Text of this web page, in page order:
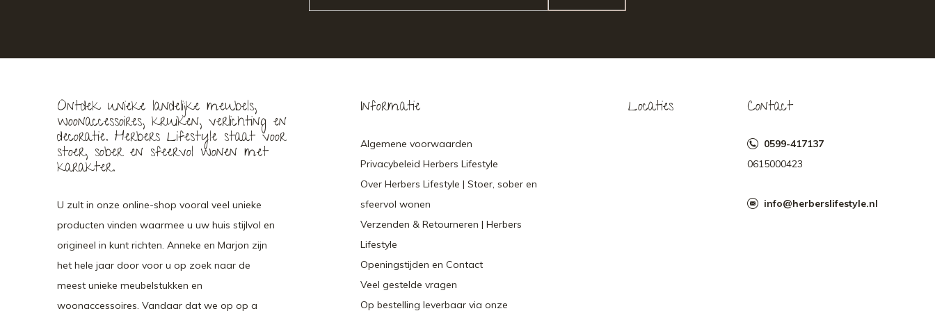
Ontdek unieke landelijke meubels,
woonaccessoires, kruiken, verlichting en
decoratie. Herbers Lifestyle staat voor
stoer, sober en sfeervol wonen met
karakter.
U zult in onze online-shop vooral veel unieke
producten vinden waarmee u uw huis stijlvol en
origineel in kunt richten. Anneke en Marjon zijn
het hele jaar door voor u op zoek naar de
meest unieke meubelstukken en
woonaccessoires. Vandaar dat we op op a
Informatie
Algemene voorwaarden
Privacybeleid Herbers Lifestyle
Over Herbers Lifestyle | Stoer, sober en
sfeervol wonen
Verzenden & Retourneren | Herbers
Lifestyle
Openingstijden en Contact
Veel gestelde vragen
Op bestelling leverbaar via onze
Locaties Contact
0599-417137
0615000423
info@herberslifestyle.nl